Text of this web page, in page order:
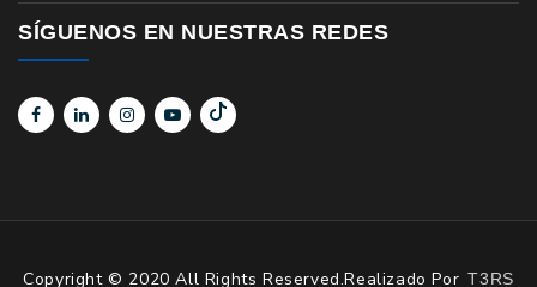
SÍGUENOS EN NUESTRAS REDES
Copyright © 2020 All Rights Reserved.Realizado Por T3RS